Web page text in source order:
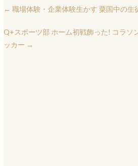
← 職場体験・企業体験生かす 粟国中の生
Q+スポーツ部 ホーム初戦飾った! コラ
ッカー →